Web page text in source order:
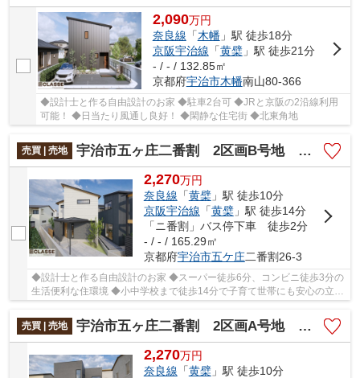
2,090万円
奈良線 「木幡」駅 徒歩18分
京阪宇治線 「黄檗」駅 徒歩21分
- / - / 132.85㎡
京都府宇治市木幡南山80-366
◆設計士と作る自由設計のお家 ◆駐車2台可 ◆JRと京阪の2沿線利用
可能！ ◆日当たり風通し良好！ ◆閑静な住宅街 ◆北東角地
売買 | 売地 宇治市五ヶ庄二番割 2区画B号地 売土地 建築条件付き
2,270万円
奈良線 「黄檗」駅 徒歩10分
京阪宇治線 「黄檗」駅 徒歩14分
「ニ番割」バス停下車 徒歩2分
- / - / 165.29㎡
京都府宇治市五ケ庄二番割26-3
◆設計士と作る自由設計のお家 ◆スーパー徒歩6分、コンビニ徒歩3分の
生活便利な住環境 ◆小中学校まで徒歩14分で子育て世帯にも安心の立地
売買 | 売地
宇治市五ヶ庄二番割 2区画A号地 売土地 建築条件付き
2,270万円
奈良線 「黄檗」駅 徒歩10分